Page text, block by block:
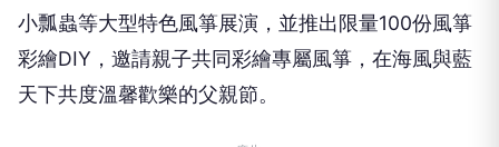
小瓢蟲等大型特色風箏展演，並推出限量100份風箏
彩繪DIY，邀請親子共同彩繪專屬風箏，在海風與藍
天下共度溫馨歡樂的父親節。